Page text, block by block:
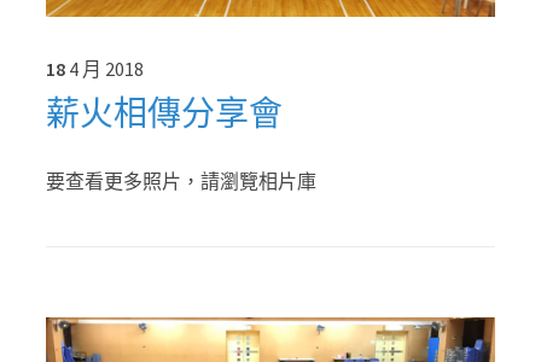
18 4 月 2018
薪火相傳分享會
要查看更多照片，請瀏覽相片庫